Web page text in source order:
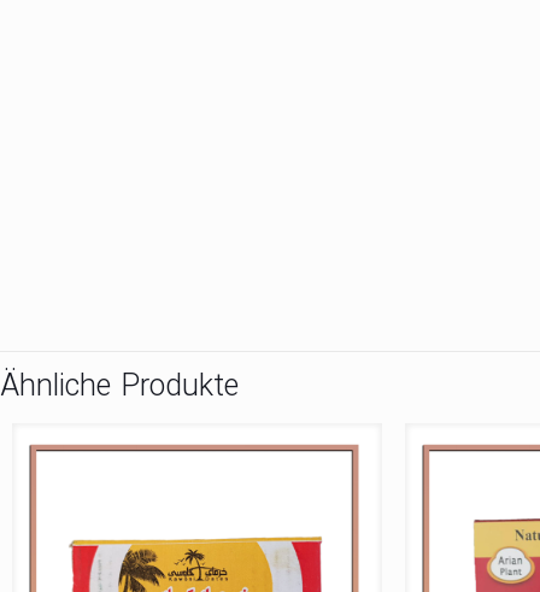
Ähnliche Produkte